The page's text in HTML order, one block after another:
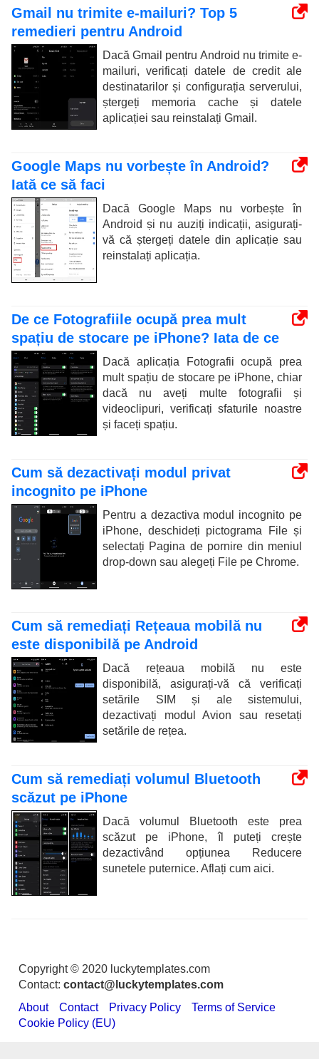
Gmail nu trimite e-mailuri? Top 5
remedieri pentru Android
Dacă Gmail pentru Android nu trimite e-
mailuri, verificați datele de credit ale
destinatarilor și configurația serverului,
ștergeți memoria cache și datele
aplicației sau reinstalați Gmail.
Google Maps nu vorbește în Android?
Iată ce să faci
Dacă Google Maps nu vorbește în
Android și nu auziți indicații, asigurați-
vă că ștergeți datele din aplicație sau
reinstalați aplicația.
De ce Fotografiile ocupă prea mult
spațiu de stocare pe iPhone? Iata de ce
Dacă aplicația Fotografii ocupă prea
mult spațiu de stocare pe iPhone, chiar
dacă nu aveți multe fotografii și
videoclipuri, verificați sfaturile noastre
și faceți spațiu.
Cum să dezactivați modul privat
incognito pe iPhone
Pentru a dezactiva modul incognito pe
iPhone, deschideți pictograma File și
selectați Pagina de pornire din meniul
drop-down sau alegeți File pe Chrome.
Cum să remediați Rețeaua mobilă nu
este disponibilă pe Android
Dacă rețeaua mobilă nu este
disponibilă, asigurați-vă că verificați
setările SIM și ale sistemului,
dezactivați modul Avion sau resetați
setările de rețea.
Cum să remediați volumul Bluetooth
scăzut pe iPhone
Dacă volumul Bluetooth este prea
scăzut pe iPhone, îl puteți crește
dezactivând opțiunea Reducere
sunetele puternice. Aflați cum aici.
Copyright © 2020 luckytemplates.com
Contact: contact@luckytemplates.com
About
Contact Privacy Policy
Terms of Service
Cookie Policy (EU)